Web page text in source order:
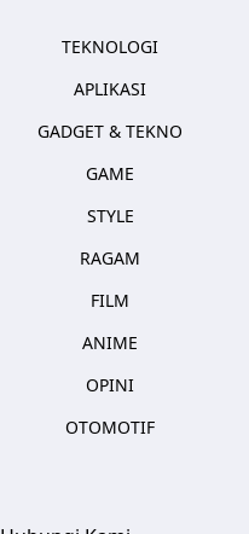
TEKNOLOGI
APLIKASI
GADGET & TEKNO
GAME
STYLE
RAGAM
FILM
ANIME
OPINI
OTOMOTIF